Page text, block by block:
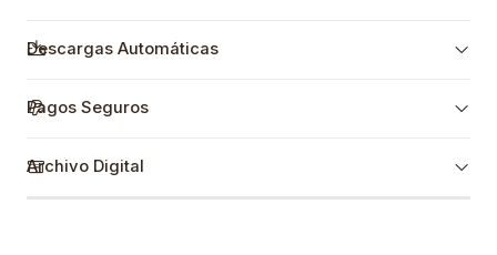
Descargas Automáticas
Pagos Seguros
Archivo Digital